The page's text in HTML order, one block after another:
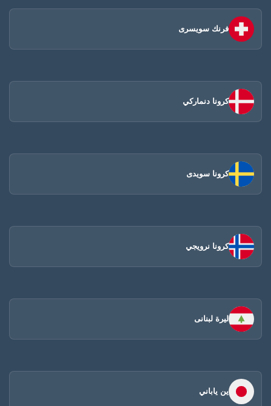
فرنك سويسرى
كرونا دنماركي
كرونا سويدى
كرونا نرويجي
ليرة لبنانى
ين ياباني